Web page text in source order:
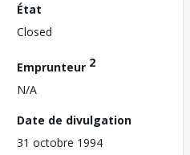
État
Closed
Emprunteur 2
N/A
Date de divulgation
31 octobre 1994